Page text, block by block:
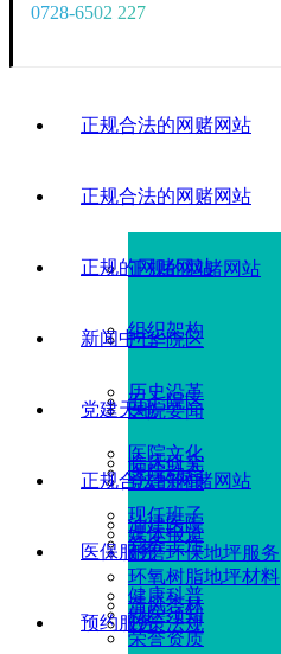
0728-6502 227
正规合法的网赌网站
正规合法的网赌网站
正规的网赌网站
组织架构
历史沿革
医院文化
现任班子
环氧树脂地坪材料
荣誉资质
正规的网赌网站
广华院区
五七院区
临床研究
油建医院
新闻中心
医院要闻
医院动态
媒体报道
健康科普
党建天地
党建新闻
党务工作
清风杏林
正规合法的网赌网站
耐磨环保地坪服务
就医须知
医保服务
政策法规
预约服务